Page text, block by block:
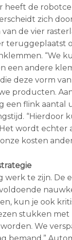
heeft de
zich
de vier
“We
een andere
deze vorm
producten.
een flink aantal
“Hierdoor
wordt
kosten
werk te zijn. De
kun je ook
stukken
We